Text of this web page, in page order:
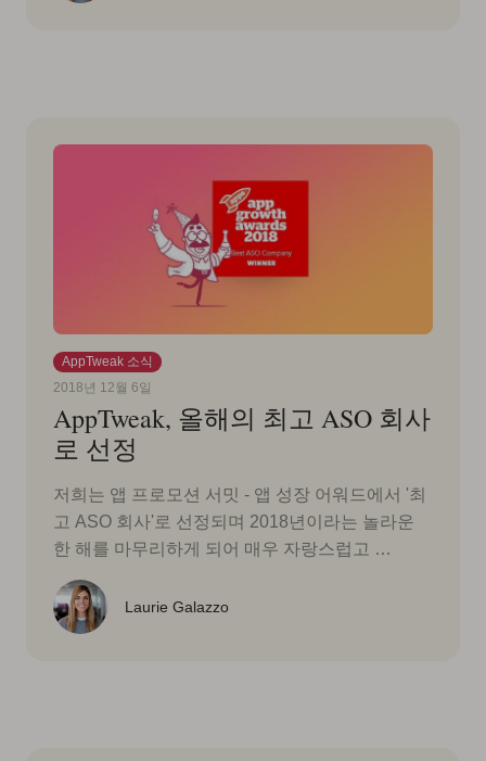
AppTweak 소식
2018년 12월 6일
AppTweak, 올해의 최고 ASO 회사
로 선정
저희는 앱 프로모션 서밋 - 앱 성장 어워드에서 '최
고 ASO 회사'로 선정되며 2018년이라는 놀라운
한 해를 마무리하게 되어 매우 자랑스럽고 …
Laurie Galazzo